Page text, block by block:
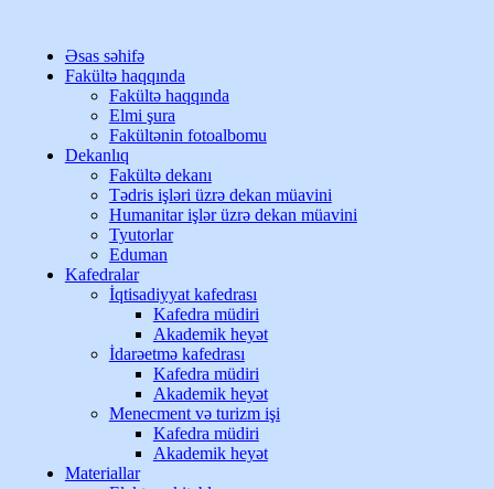
Əsas səhifə
Fakültə haqqında
Fakültə haqqında
Elmi şura
Fakültənin fotoalbomu
Dekanlıq
Fakültə dekanı
Tədris işləri üzrə dekan müavini
Humanitar işlər üzrə dekan müavini
Tyutorlar
Eduman
Kafedralar
İqtisadiyyat kafedrası
Kafedra müdiri
Akademik heyət
İdarəetmə kafedrası
Kafedra müdiri
Akademik heyət
Menecment və turizm işi
Kafedra müdiri
Akademik heyət
Materiallar